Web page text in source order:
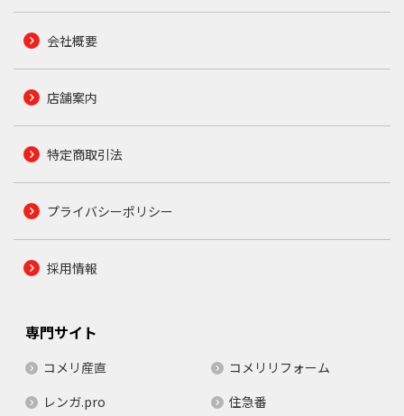
会社概要
店舗案内
特定商取引法
プライバシーポリシー
採用情報
専門サイト
コメリ産直
コメリリフォーム
レンガ.pro
住急番